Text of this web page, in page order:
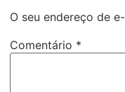
O seu endereço de
Comentário *